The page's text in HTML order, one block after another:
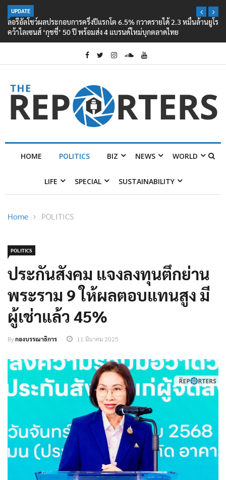
UPDATE
ลอรีอัลโชว์ผลประกอบการครึ่งปีแรกโต 6.5% กวาดรายได้ 2.3 หมื่นล้านยูโร
คว้าไลเซนส์ ‘กุชชี่’ 50 ปี พร้อมส่ง 4 แบรนด์ใหม่บุกตลาดไทย
HOME POLITICS BIZ NEWS WORLD
LIFE SPECIAL SUSTAINABILITY
Home POLITICS
POLITICS
ประกันสังคม แจงลงทุนตึกย่าน
พระราม 9 ให้ผลตอบแทนสูง มี
ผู้เช่าแล้ว 45%
Byกองบรรณาธิการ 11 มีนาคม 2025